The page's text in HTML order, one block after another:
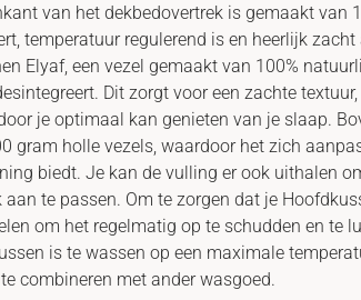
van het dekbedovertrek is gemaakt van
temperatuur regulerend is en heerlijk zacht
Elyaf, een vezel gemaakt van 100%
Dit zorgt voor een zachte textuur,
je optimaal kan genieten van je slaap.
gram holle vezels, waardoor het zich
biedt. Je kan de vulling er ook uithalen
te passen. Om te zorgen dat je
om het regelmatig op te schudden en te
is te wassen op een maximale
combineren met ander wasgoed.